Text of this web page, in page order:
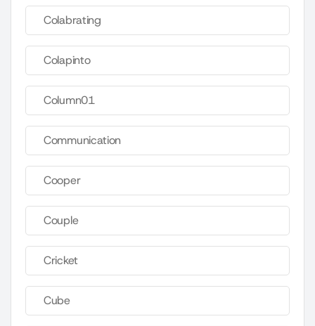
Colabrating
Colapinto
Column01
Communication
Cooper
Couple
Cricket
Cube